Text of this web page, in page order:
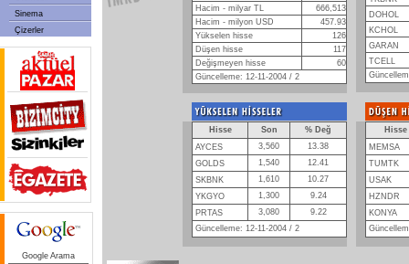
Sinema
Çizerler
Google Arama
Hacim - milyar TL
666,513
Hacim - milyon USD
457.93
Yükselen hisse
126
Düşen hisse
117
Değişmeyen hisse
60
Güncelleme: 12-11-2004 / 2
DOHOL
KCHOL
GARAN
TCELL
Hisse Son
% Değ
AYCES
3,560
13.38
GOLDS
1,540
12.41
SKBNK
1,610
10.27
YKGYO
1,300
9.24
PRTAS
3,080
9.22
Güncelleme: 12-11-2004 / 2
Hisse
MEMSA
TUMTK
USAK
HZNDR
KONYA